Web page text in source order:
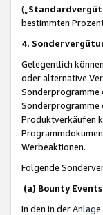
(„
bestimmten
4.
Gelegentlich
oder alternative
Sonderprogramme
Sonderprogramme
Produktverkäufen
Werbeaktionen.
Folgende
(a) Bounty Events
In den in derAnlage